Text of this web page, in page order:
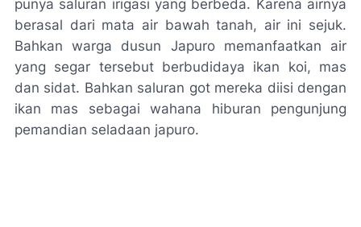
punya saluran irigasi yang berbeda. Karena airnya
berasal dari mata air bawah tanah, air ini sejuk.
Bahkan warga dusun Japuro memanfaatkan air
yang segar tersebut berbudidaya ikan koi, mas
dan sidat. Bahkan saluran got mereka diisi dengan
ikan mas sebagai wahana hiburan pengunjung
pemandian seladaan japuro.